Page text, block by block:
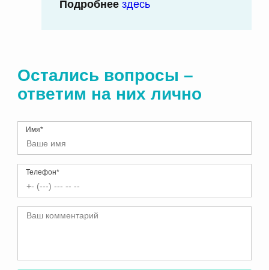
Подробнее здесь
Остались вопросы –
ответим на них лично
Имя*
Телефон*